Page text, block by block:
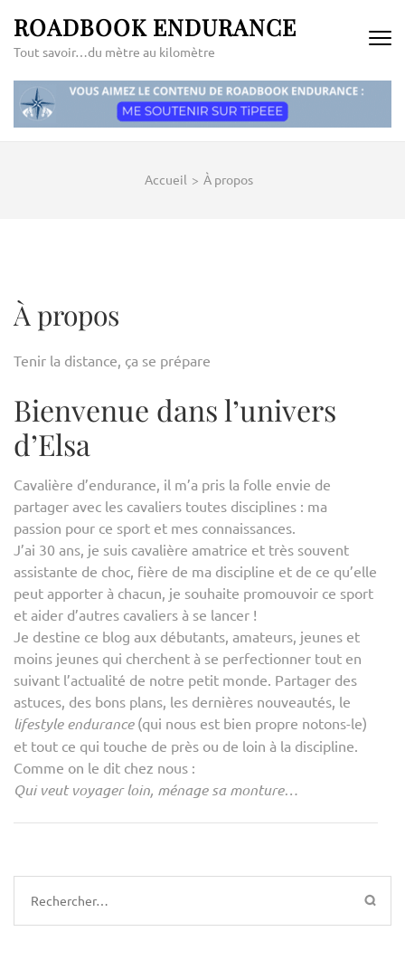
contenu
Entrée)
ROADBOOK ENDURANCE
Tout savoir…du mètre au kilomètre
Accueil > À propos
À propos
Tenir la distance, ça se prépare
Bienvenue dans l’univers
d’Elsa
Cavalière d’endurance, il m’a pris la folle envie de
partager avec les cavaliers toutes disciplines : ma
passion pour ce sport et mes connaissances.
J’ai 30 ans, je suis cavalière amatrice et très souvent
assistante de choc, fière de ma discipline et de ce qu’elle
peut apporter à chacun, je souhaite promouvoir ce sport
et aider d’autres cavaliers à se lancer !
Je destine ce blog aux débutants, amateurs, jeunes et
moins jeunes qui cherchent à se perfectionner tout en
suivant l’actualité de notre petit monde. Partager des
astuces, des bons plans, les dernières nouveautés, le
lifestyle endurance(qui nous est bien propre notons-le)
et tout ce qui touche de près ou de loin à la discipline.
Comme on le dit chez nous :
Qui veut voyager loin, ménage sa monture…
Rechercher :